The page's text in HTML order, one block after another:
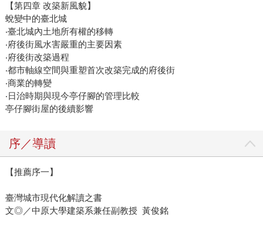
【第四章 改築新風貌】
蛻變中的臺北城
‧臺北城內土地所有權的移轉
‧府後街風水害嚴重的主要因素
‧府後街改築過程
‧都市軸線空間與重塑首次改築完成的府後街
‧商業的轉變
‧日治時期與現今亭仔腳的管理比較
亭仔腳街屋的後續影響
序／導讀
【推薦序一】
臺灣城市現代化解讀之書
文◎／中原大學建築系兼任副教授 黃俊銘